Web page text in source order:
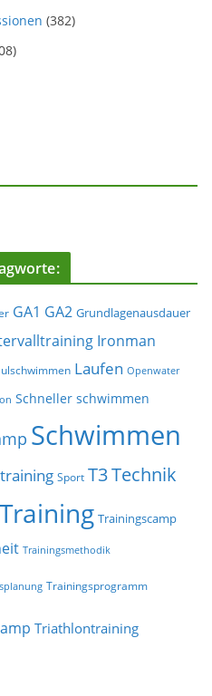
(382)
GA1 GA2 Grundlagenausdauer
Ironman
Laufen Openwater
Schneller schwimmen
Schwimmen
Sport T3Technik
Training Trainingscamp
Trainingsmethodik
Trainingsprogramm
Triathlontraining